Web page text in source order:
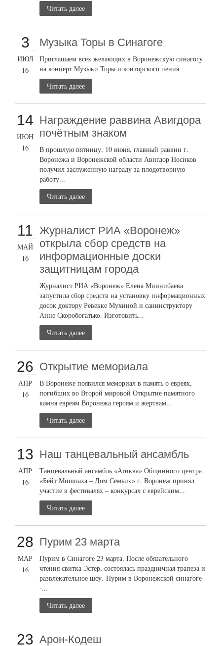
Читать далее
3
ИЮЛ
16
Музыка Торы в Синагоге
Приглашаем всех желающих в Воронежскую синагогу
на концерт Музыки Торы и конторского пения.
Читать далее
14
ИЮН
16
Награждение раввина Авигдора
почётным знаком
В прошлую пятницу, 10 июня, главный раввин г.
Воронежа и Воронежской области Авигдор Носиков
получил заслуженную награду за плодотворную
работу...
Читать далее
11
МАЙ
16
Журналист РИА «Воронеж»
открыла сбор средств на
информационные доски
защитницам города
Журналист РИА «Воронеж» Елена Миннибаева
запустила сбор средств на установку информационных
досок доктору Ревекке Мухиной и санинструктору
Анне Скоробогатько. Изготовить...
Читать далее
26
АПР
16
Открытие мемориала
В Воронеже появился мемориал в память о евреях,
погибших во Второй мировой Открытие памятного
камня евреям Воронежа героям и жертвам...
Читать далее
13
АПР
16
Наш танцевальный ансамбль
Танцевальный ансамбль «Атиква» Общинного центра
«Бейт Мишпаха – Дом Семьи»» г. Воронеж принял
участие в фестивалях – конкурсах с еврейским...
Читать далее
28
МАР
16
Пурим 23 марта
Пурим в Синагоге 23 марта. После обязательного
чтения свитка Эстер, состоялась праздничная трапеза и
развлекательное шоу. Пурим в Воронежской синагоге
-...
Читать далее
23 Арон-Кодеш